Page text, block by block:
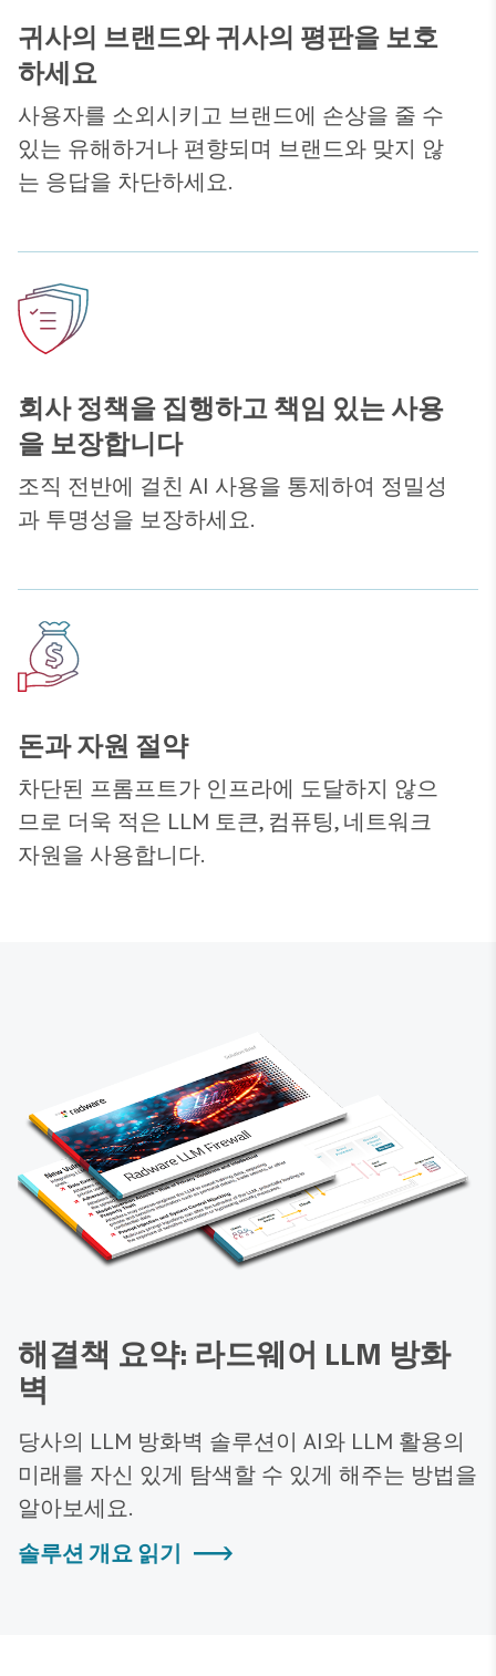
귀사의 브랜드와 귀사의 평판을 보호
하세요
사용자를 소외시키고 브랜드에 손상을 줄 수
있는 유해하거나 편향되며 브랜드와 맞지 않
는 응답을 차단하세요.
회사 정책을 집행하고 책임 있는 사용
을 보장합니다
조직 전반에 걸친 AI 사용을 통제하여 정밀성
과 투명성을 보장하세요.
돈과 자원 절약
차단된 프롬프트가 인프라에 도달하지 않으
므로 더욱 적은 LLM 토큰, 컴퓨팅, 네트워크
자원을 사용합니다.
해결책 요약: 라드웨어 LLM 방화
벽
당사의 LLM 방화벽 솔루션이 AI와 LLM 활용의
미래를 자신 있게 탐색할 수 있게 해주는 방법을
알아보세요.
솔루션 개요 읽기